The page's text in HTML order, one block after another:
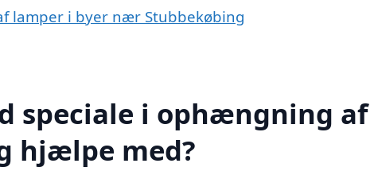
lamper i byer nær Stubbekøbing
speciale i ophængning af
hjælpe med?